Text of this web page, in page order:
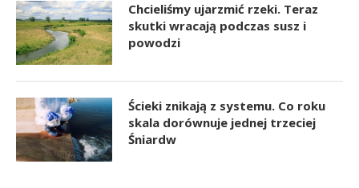
Chcieliśmy ujarzmić rzeki. Teraz
skutki wracają podczas susz i
powodzi
Ścieki znikają z systemu. Co roku
skala dorównuje jednej trzeciej
Śniardw